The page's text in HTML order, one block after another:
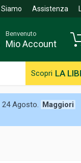
Siamo Assistenza
Scopri LA
Benvenuto
Mio Account
24 Agosto. Maggiori